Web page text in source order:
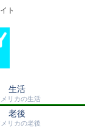
ト
生活
リカの生活
老後
リカの老後